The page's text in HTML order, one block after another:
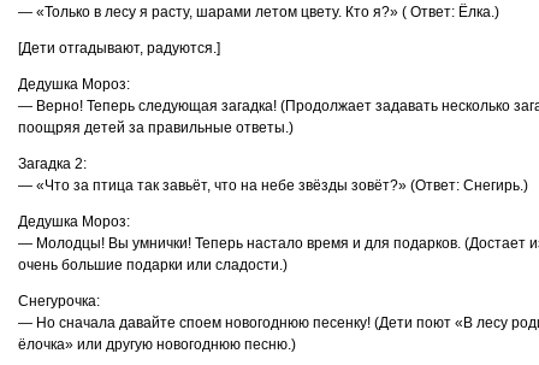
— «Только в лесу я расту, шарами летом цвету. Кто я?» ( Ответ: Ёлка.)
[Дети отгадывают, радуются.]
Дедушка Мороз:
— Верно! Теперь следующая загадка! (Продолжает задавать несколько
поощряя детей за правильные ответы.)
Загадка 2:
— «Что за птица так завьёт, что на небе звёзды зовёт?» (Ответ: Снегирь.)
Дедушка Мороз:
— Молодцы! Вы умнички! Теперь настало время и для подарков. (Достает
очень большие подарки или сладости.)
Снегурочка:
— Но сначала давайте споем новогоднюю песенку! (Дети поют «В лесу
ёлочка» или другую новогоднюю песню.)